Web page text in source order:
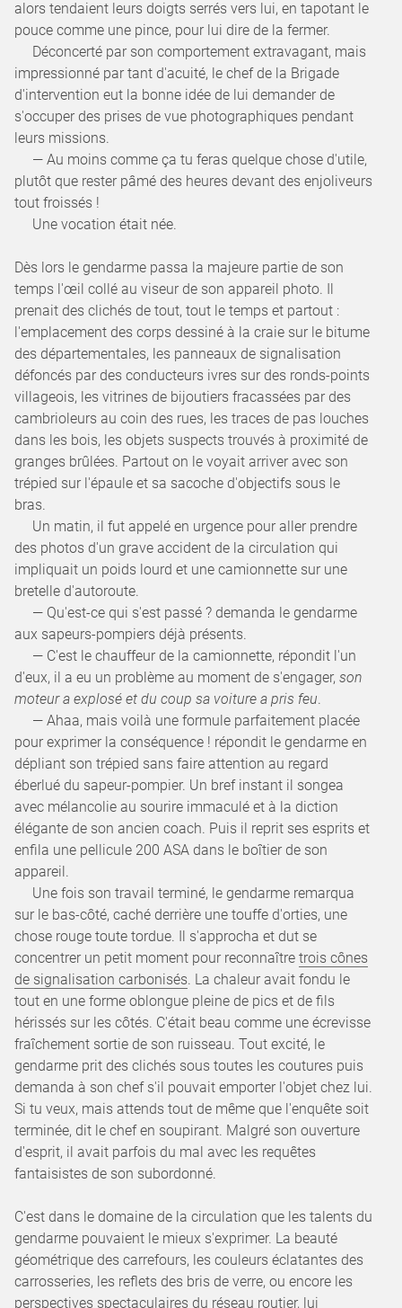
alors tendaient leurs doigts serrés vers lui, en tapotant le
pouce comme une pince, pour lui dire de la fermer.
Déconcerté par son comportement extravagant, mais
impressionné par tant d'acuité, le chef de la Brigade
d'intervention eut la bonne idée de lui demander de
s'occuper des prises de vue photographiques pendant
leurs missions.
— Au moins comme ça tu feras quelque chose d'utile,
plutôt que rester pâmé des heures devant des enjoliveurs
tout froissés !
Une vocation était née.
Dès lors le gendarme passa la majeure partie de son
temps l'œil collé au viseur de son appareil photo. Il
prenait des clichés de tout, tout le temps et partout :
l'emplacement des corps dessiné à la craie sur le bitume
des départementales, les panneaux de signalisation
défoncés par des conducteurs ivres sur des ronds-points
villageois, les vitrines de bijoutiers fracassées par des
cambrioleurs au coin des rues, les traces de pas louches
dans les bois, les objets suspects trouvés à proximité de
granges brûlées. Partout on le voyait arriver avec son
trépied sur l'épaule et sa sacoche d'objectifs sous le
bras.
Un matin, il fut appelé en urgence pour aller prendre
des photos d'un grave accident de la circulation qui
impliquait un poids lourd et une camionnette sur une
bretelle d'autoroute.
— Qu'est-ce qui s'est passé ? demanda le gendarme
aux sapeurs-pompiers déjà présents.
— C'est le chauffeur de la camionnette, répondit l'un
d'eux, il a eu un problème au moment de s'engager, son
moteur a explosé et du coup sa voiture a pris feu.
— Ahaa, mais voilà une formule parfaitement placée
pour exprimer la conséquence ! répondit le gendarme en
dépliant son trépied sans faire attention au regard
éberlué du sapeur-pompier. Un bref instant il songea
avec mélancolie au sourire immaculé et à la diction
élégante de son ancien coach. Puis il reprit ses esprits et
enfila une pellicule 200 ASA dans le boîtier de son
appareil.
Une fois son travail terminé, le gendarme remarqua
sur le bas-côté, caché derrière une touffe d'orties, une
chose rouge toute tordue. Il s'approcha et dut se
concentrer un petit moment pour reconnaître trois cônes
de signalisation carbonisés. La chaleur avait fondu le
tout en une forme oblongue pleine de pics et de fils
hérissés sur les côtés. C'était beau comme une écrevisse
fraîchement sortie de son ruisseau. Tout excité, le
gendarme prit des clichés sous toutes les coutures puis
demanda à son chef s'il pouvait emporter l'objet chez lui.
Si tu veux, mais attends tout de même que l'enquête soit
terminée, dit le chef en soupirant. Malgré son ouverture
d'esprit, il avait parfois du mal avec les requêtes
fantaisistes de son subordonné.
C'est dans le domaine de la circulation que les talents du
gendarme pouvaient le mieux s'exprimer. La beauté
géométrique des carrefours, les couleurs éclatantes des
carrosseries, les reflets des bris de verre, ou encore les
perspectives spectaculaires du réseau routier, lui